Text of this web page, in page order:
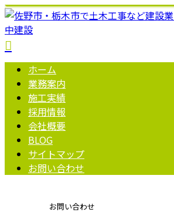
ホーム
業務案内
施工実績
採用情報
会社概要
BLOG
サイトマップ
お問い合わせ
お問い合わせ